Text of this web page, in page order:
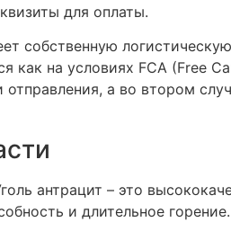
для оплаты.
собственную
как на условиях FCA (Free
а во втором
антрацит – это
и длительное горение.